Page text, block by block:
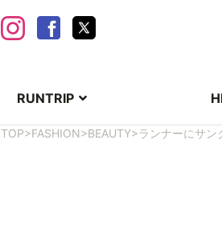
RUNTRIP
TOP>FASHION>BEAUTY>ランナーにサ